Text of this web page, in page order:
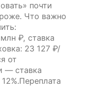
почти
Что важно
₽, ставка
23 127 ₽/
от
— ставка